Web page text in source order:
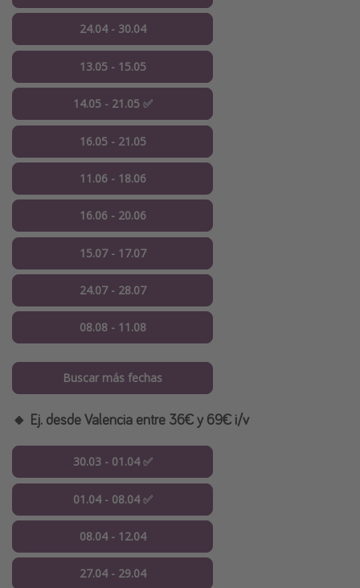
24.04 - 30.04
13.05 - 15.05
14.05 - 21.05 ✅
16.05 - 21.05
11.06 - 18.06
16.06 - 20.06
15.07 - 17.07
24.07 - 28.07
08.08 - 11.08
Buscar más fechas
🔸 Ej. desde Valencia entre 36€ y 69€ i/v
30.03 - 01.04 ✅
01.04 - 08.04 ✅
08.04 - 12.04
27.04 - 29.04